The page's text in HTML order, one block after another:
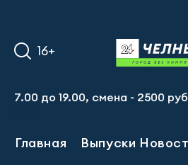
16+
до 19.00, смена - 2500
Главная Выпуски